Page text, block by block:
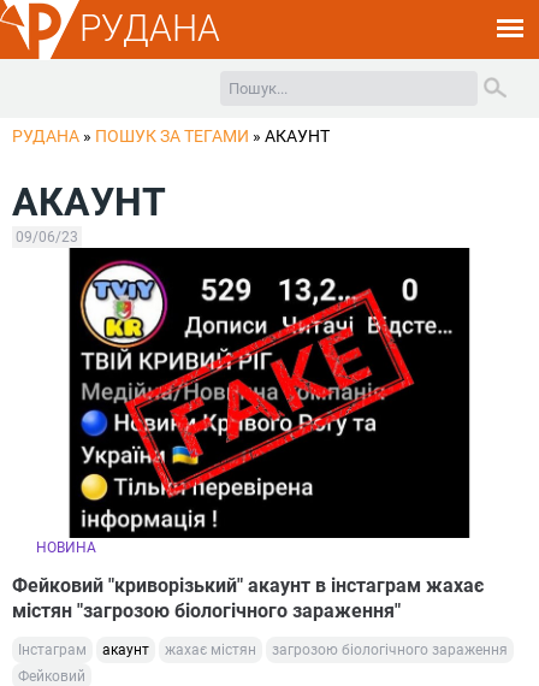
РУДАНА
РУДАНА » ПОШУК ЗА ТЕГАМИ » АКАУНТ
АКАУНТ
09/06/23
НОВИНА
Фейковий "криворізький" акаунт в інстаграм жахає
містян "загрозою біологічного зараження"
Інстаграм акаунт жахає містян
загрозою біологічного зараження
Фейковий